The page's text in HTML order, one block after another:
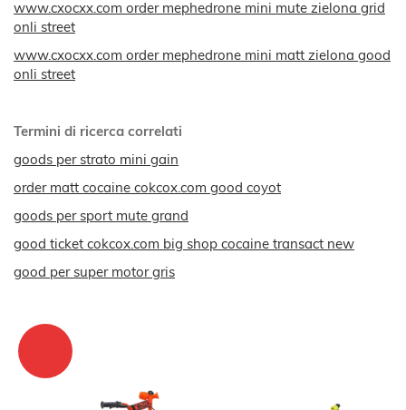
www.cxocxx.com order mephedrone mini mute zielona grid
onli street
www.cxocxx.com order mephedrone mini matt zielona good
onli street
Termini di ricerca correlati
goods per strato mini gain
order matt cocaine cokcox.com good coyot
goods per sport mute grand
good ticket cokcox.com big shop cocaine transact new
good per super motor gris